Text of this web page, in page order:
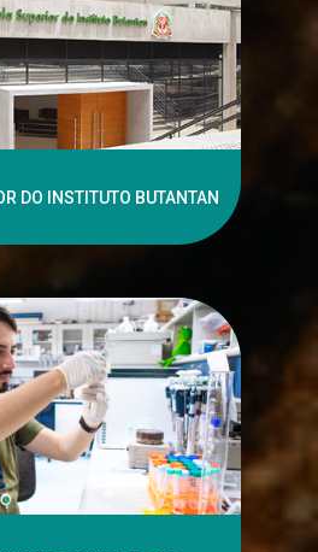
DO INSTITUTO BUTANTAN